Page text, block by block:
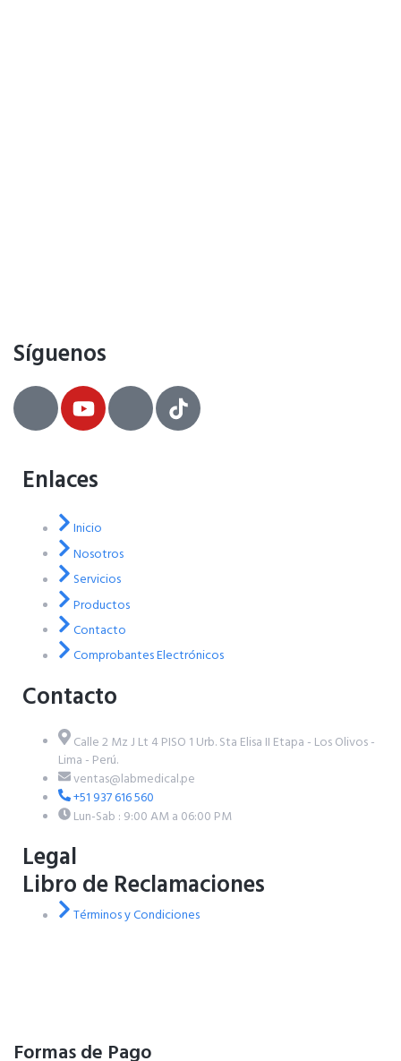
Síguenos
Enlaces
Inicio
Nosotros
Servicios
Productos
Contacto
Comprobantes Electrónicos
Contacto
Calle 2 Mz J Lt 4 PISO 1 Urb. Sta Elisa II Etapa - Los Olivos -
Lima - Perú.
ventas@labmedical.pe
+51 937 616 560
Lun-Sab : 9:00 AM a 06:00 PM
Legal
Libro de Reclamaciones
Términos y Condiciones
Formas de Pago